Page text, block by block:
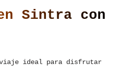
Sintra con
ideal para disfrutar